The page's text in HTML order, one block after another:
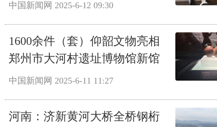
中国新闻网 2025-6-12 09:30
1600余件（套）仰韶文物亮相
郑州市大河村遗址博物馆新馆
中国新闻网 2025-6-11 11:27
河南：济新黄河大桥全桥钢桁